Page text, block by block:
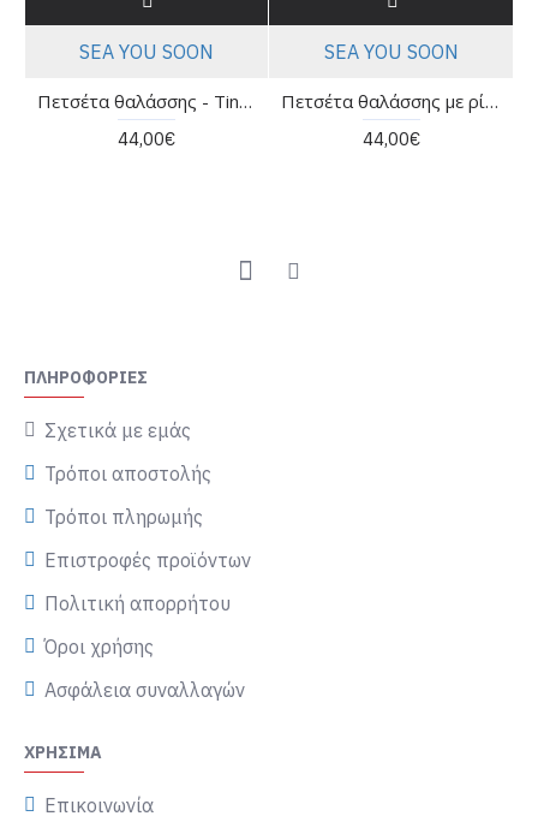
SEA YOU SOON
Πετσέτα θαλάσσης - Tino Sea you soon
44,00€
SEA YOU SOON
Πετσέτα θαλάσσης με ρίγες - Salentina Sea you soon
44,00€
ΠΛΗΡΟΦΟΡΊΕΣ
Σχετικά με εμάς
Τρόποι αποστολής
Τρόποι πληρωμής
Επιστροφές προϊόντων
Πολιτική απορρήτου
Όροι χρήσης
Ασφάλεια συναλλαγών
ΧΡΉΣΙΜΑ
Επικοινωνία